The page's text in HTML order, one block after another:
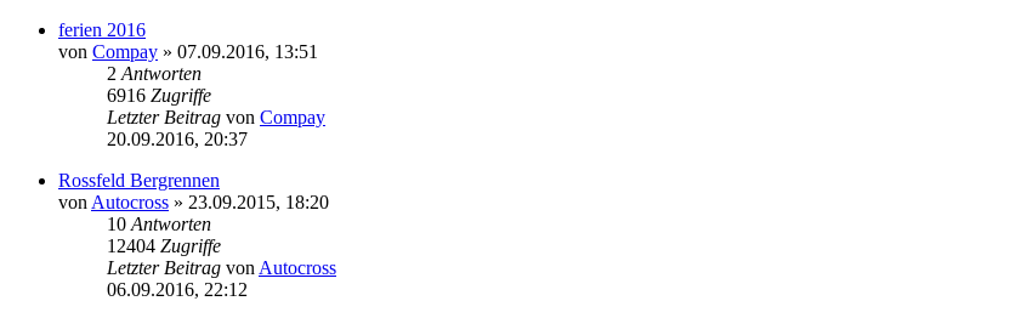
ferien 2016
von Compay » 07.09.2016, 13:51
2 Antworten
6916 Zugriffe
Letzter Beitrag von Compay
20.09.2016, 20:37
Rossfeld Bergrennen
von Autocross » 23.09.2015, 18:20
10 Antworten
12404 Zugriffe
Letzter Beitrag von Autocross
06.09.2016, 22:12